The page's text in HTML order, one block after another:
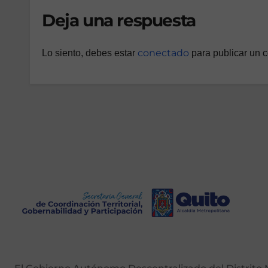
Deja una respuesta
Lo siento, debes estar conectado para publicar un